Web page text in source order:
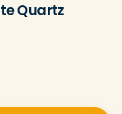
Quartz